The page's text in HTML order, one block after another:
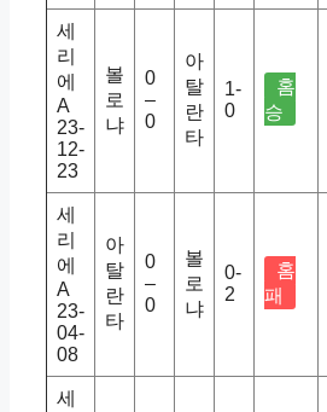
세
리
에
A
23-
12-
23
볼
로
냐
0
–
0
아
탈
란
타
1-
0
홈
승
세
리
에
A
23-
04-
08
아
탈
란
타
0
–
0
볼
로
냐
0-
2
홈
패
세